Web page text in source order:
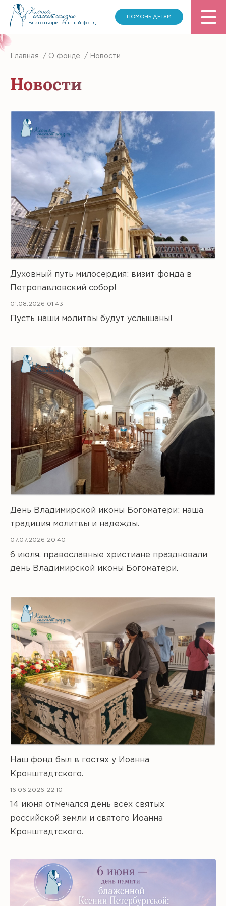
Благотворительный фонд
ПОМОЧЬ ДЕТЯМ
Главная / О фонде / Новости
Новости
Духовный путь милосердия: визит фонда в
Петропавловский собор!
01.08.2026 01:43
Пусть наши молитвы будут услышаны!
День Владимирской иконы Богоматери: наша
традиция молитвы и надежды.
07.07.2026 20:40
6 июля, православные христиане праздновали
день Владимирской иконы Богоматери.
Наш фонд был в гостях у Иоанна
Кронштадтского.
16.06.2026 22:10
14 июня отмечался день всех святых
российской земли и святого Иоанна
Кронштадтского.